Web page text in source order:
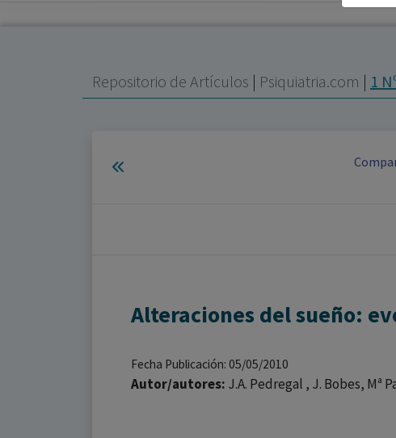
a
a las
Repositorio de Artículos | Psiquiatria.com | 1
Alteraciones del sueño:
Fecha Publicación: 05/05/2010
Autor/autores: J.A. Pedregal , J. Bobes, Mª